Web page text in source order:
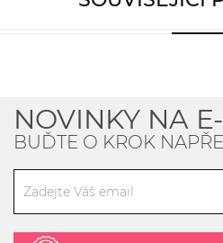
NOVINKY NA
BUĎTE O KROK